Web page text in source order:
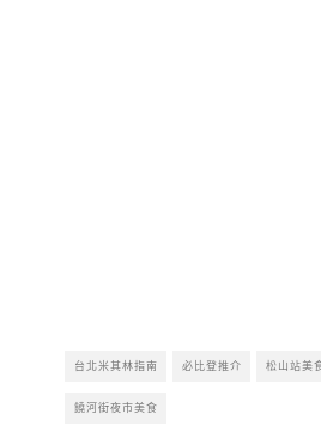
台北米其林指南 必比登推介 松山站美
饒河街夜市美食